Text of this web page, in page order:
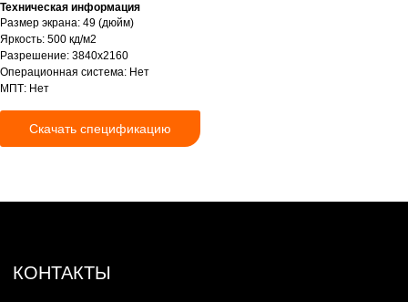
Техническая информация
Размер экрана: 49 (дюйм)
Яркость: 500 кд/м2
Разрешение: 3840x2160
Операционная система: Нет
МПТ: Нет
Скачать спецификацию
info@ikar-lcd.ru
+7 (922) 628-45-00
Пн-Пт с 09:00 до 18:00
г. Оренбург, ул. Донгузская, 3-й
проезд, 74/3